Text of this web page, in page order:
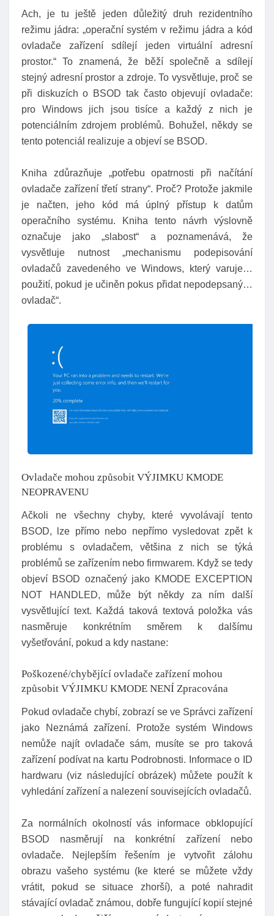
Ach, je tu ještě jeden důležitý druh rezidentního
režimu jádra: „operační systém v režimu jádra a kód
ovladače zařízení sdílejí jeden virtuální adresní
prostor.“ To znamená, že běží společně a sdílejí
stejný adresní prostor a zdroje. To vysvětluje, proč se
při diskuzích o BSOD tak často objevují ovladače:
pro Windows jich jsou tisíce a každý z nich je
potenciálním zdrojem problémů. Bohužel, někdy se
tento potenciál realizuje a objeví se BSOD.
Kniha zdůrazňuje „potřebu opatrnosti při načítání
ovladače zařízení třetí strany“. Proč? Protože jakmile
je načten, jeho kód má úplný přístup k datům
operačního systému. Kniha tento návrh výslovně
označuje jako „slabost“ a poznamenává, že
vysvětluje nutnost „mechanismu podepisování
ovladačů zavedeného ve Windows, který varuje…
použití, pokud je učiněn pokus přidat nepodepsaný…
ovladač“.
Ovladače mohou způsobit VÝJIMKU KMODE
NEOPRAVENU
Ačkoli ne všechny chyby, které vyvolávají tento
BSOD, lze přímo nebo nepřímo vysledovat zpět k
problému s ovladačem, většina z nich se týká
problémů se zařízením nebo firmwarem. Když se tedy
objeví BSOD označený jako KMODE EXCEPTION
NOT HANDLED, může být někdy za ním další
vysvětlující text. Každá taková textová položka vás
nasměruje konkrétním směrem k dalšímu
vyšetřování, pokud a kdy nastane:
Poškozené/chybějící ovladače zařízení mohou
způsobit VÝJIMKU KMODE NENÍ Zpracována
Pokud ovladače chybí, zobrazí se ve Správci zařízení
jako Neznámá zařízení. Protože systém Windows
nemůže najít ovladače sám, musíte se pro taková
zařízení podívat na kartu Podrobnosti. Informace o ID
hardwaru (viz následující obrázek) můžete použít k
vyhledání zařízení a nalezení souvisejících ovladačů.
Za normálních okolností vás informace obklopující
BSOD nasměrují na konkrétní zařízení nebo
ovladače. Nejlepším řešením je vytvořit zálohu
obrazu vašeho systému (ke které se můžete vždy
vrátit, pokud se situace zhorší), a poté nahradit
stávající ovladač známou, dobře fungující kopií stejné